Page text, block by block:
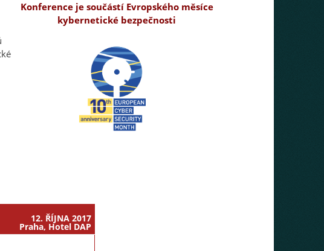
Konference je součástí Evropského měsíce
kybernetické bezpečnosti
12. ŘÍJNA 2017
Praha, Hotel DAP